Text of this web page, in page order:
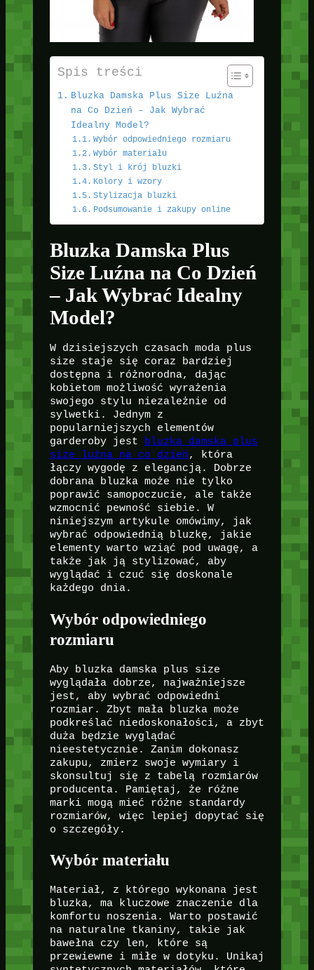
Spis treści
Bluzka Damska Plus Size Luźna
na Co Dzień – Jak Wybrać
Idealny Model?
Wybór odpowiedniego rozmiaru
Wybór materiału
Styl i krój bluzki
Kolory i wzory
Stylizacja bluzki
Podsumowanie i zakupy online
Bluzka Damska Plus
Size Luźna na Co Dzień
– Jak Wybrać Idealny
Model?
W dzisiejszych czasach moda plus
size staje się coraz bardziej
dostępna i różnorodna, dając
kobietom możliwość wyrażenia
swojego stylu niezależnie od
sylwetki. Jednym z
popularniejszych elementów
garderoby jest bluzka damska plus
size luźna na co dzień, która
łączy wygodę z elegancją. Dobrze
dobrana bluzka może nie tylko
poprawić samopoczucie, ale także
wzmocnić pewność siebie. W
niniejszym artykule omówimy, jak
wybrać odpowiednią bluzkę, jakie
elementy warto wziąć pod uwagę, a
także jak ją stylizować, aby
wyglądać i czuć się doskonale
każdego dnia.
Wybór odpowiedniego
rozmiaru
Aby bluzka damska plus size
wyglądała dobrze, najważniejsze
jest, aby wybrać odpowiedni
rozmiar. Zbyt mała bluzka może
podkreślać niedoskonałości, a zbyt
duża będzie wyglądać
nieestetycznie. Zanim dokonasz
zakupu, zmierz swoje wymiary i
skonsultuj się z tabelą rozmiarów
producenta. Pamiętaj, że różne
marki mogą mieć różne standardy
rozmiarów, więc lepiej dopytać się
o szczegóły.
Wybór materiału
Materiał, z którego wykonana jest
bluzka, ma kluczowe znaczenie dla
komfortu noszenia. Warto postawić
na naturalne tkaniny, takie jak
bawełna czy len, które są
przewiewne i miłe w dotyku. Unikaj